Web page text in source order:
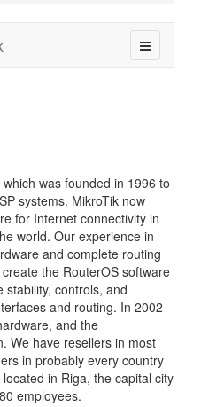
was founded in 1996 to
systems. MikroTik now
for Internet connectivity in
world. Our experience in
and complete routing
the RouterOS software
stability, controls, and
and routing. In 2002
and the
We have resellers in most
in probably every country
in Riga, the capital city
employees.